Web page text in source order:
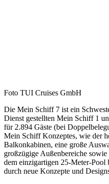
Foto TUI Cruises GmbH
Die Mein Schiff 7 ist ein
Dienst gestellten Mein Schiff 1
für 2.894 Gäste (bei
Mein Schiff Konzeptes, wie der
Balkonkabinen, eine große
großzügige Außenbereiche
dem einzigartigen 25-Meter-Pool
durch neue Konzepte und